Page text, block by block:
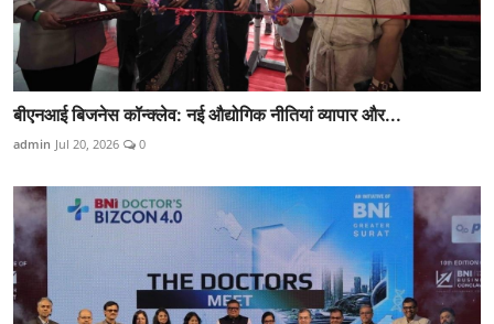
बीएनआई बिजनेस कॉन्क्लेव: नई औद्योगिक नीतियां व्यापार और...
admin Jul 20, 2026 0